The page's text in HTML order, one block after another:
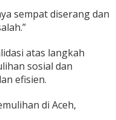
sempat diserang dan
atas langkah
sosial dan
efisien.
di Aceh,